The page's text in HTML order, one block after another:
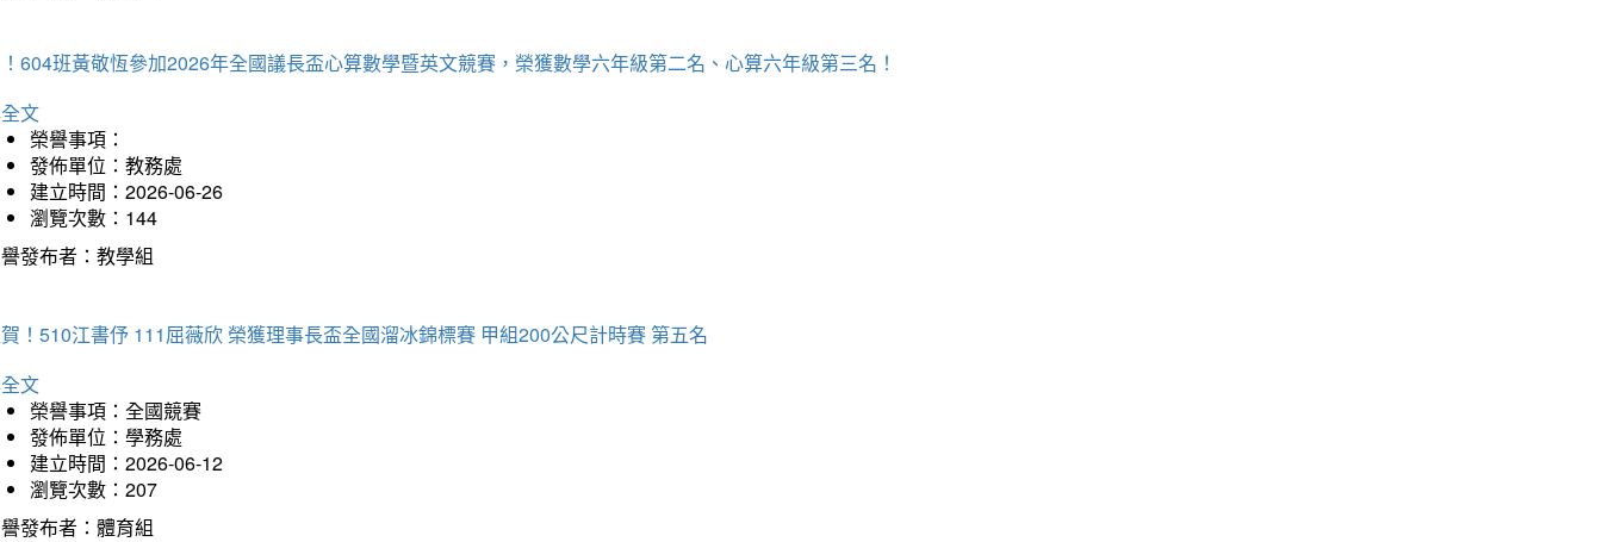
604班黃敬恆參加2026年全國議長盃心算數學暨英文競賽，榮獲數學六年級第二名、心算六年級第三名！
文
榮譽事項：
發佈單位：教務處
建立時間：2026-06-26
瀏覽次數：144
發布者：教學組
！510江書伃 111屈薇欣 榮獲理事長盃全國溜冰錦標賽 甲組200公尺計時賽 第五名
文
榮譽事項：全國競賽
發佈單位：學務處
建立時間：2026-06-12
瀏覽次數：207
發布者：體育組